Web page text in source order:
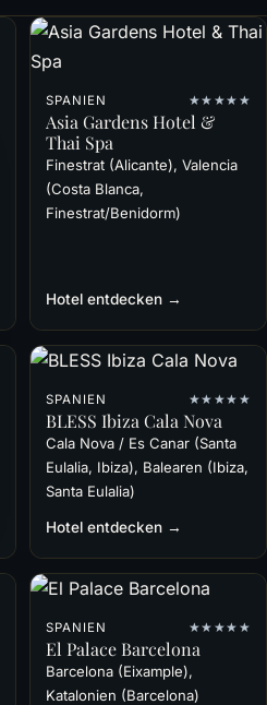
SPANIEN ★★★★★
Asia Gardens Hotel &
Thai Spa
Finestrat (Alicante), Valencia
(Costa Blanca,
Finestrat/Benidorm)
Hotel entdecken →
SPANIEN ★★★★★
BLESS Ibiza Cala Nova
Cala Nova / Es Canar (Santa
Eulalia, Ibiza), Balearen (Ibiza,
Santa Eulalia)
Hotel entdecken →
SPANIEN ★★★★★
El Palace Barcelona
Barcelona (Eixample),
Katalonien (Barcelona)